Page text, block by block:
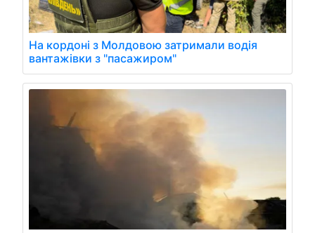
На кордоні з Молдовою затримали водія
вантажівки з "пасажиром"